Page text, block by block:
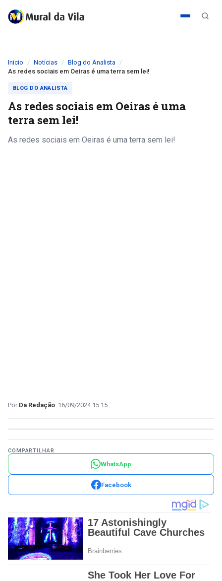
Início Notícias
Blog do Analista
As redes sociais em Oeiras é uma terra sem lei!
BLOG DO ANALISTA
As redes sociais em Oeiras é uma
terra sem lei!
As redes sociais em Oeiras é uma terra sem lei!
Da Redação 16/09/2024 15:15
COMPARTILHAR
WhatsApp
Facebook